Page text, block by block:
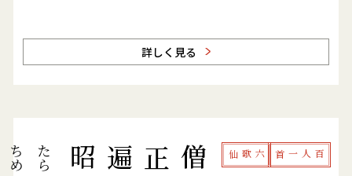
詳しく見る
百人一首
六歌仙
僧正遍昭
た
ら
ち
め
は
か
ゝ
れ
と
し
て
も
む
ば
た
ま